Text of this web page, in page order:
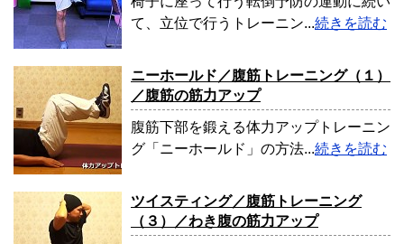
て、立位で行うトレーニン...続きを読む
ニーホールド／腹筋トレーニング（１）
／腹筋の筋力アップ
腹筋下部を鍛える体力アップトレーニン
グ「ニーホールド」の方法...続きを読む
ツイスティング／腹筋トレーニング
（３）／わき腹の筋力アップ